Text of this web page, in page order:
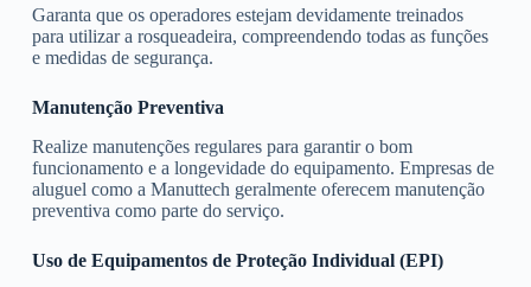
Garanta que os operadores estejam devidamente treinados
para utilizar a rosqueadeira, compreendendo todas as funções
e medidas de segurança.
Manutenção Preventiva
Realize manutenções regulares para garantir o bom
funcionamento e a longevidade do equipamento. Empresas de
aluguel como a Manuttech geralmente oferecem manutenção
preventiva como parte do serviço.
Uso de Equipamentos de Proteção Individual (EPI)